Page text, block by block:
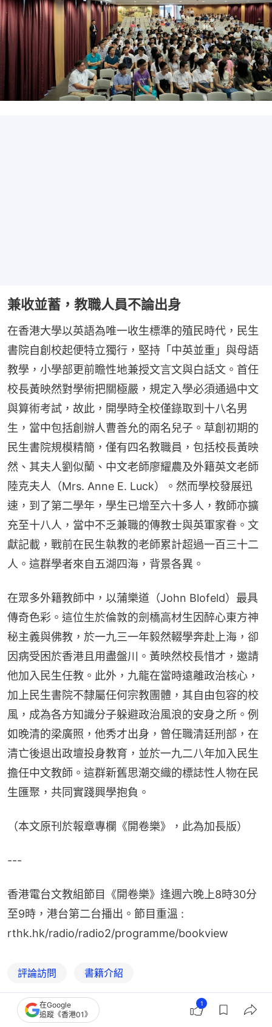
兼收並蓄，教職人員不論出身
在香港大學以英語為唯一收生標準的殖民時代，民生
書院自創校起便特立獨行，堅持「中英並重」與母語
教學，小學部更前瞻性地兼授文言文與白話文。首任
校長黃映然對學術把關極嚴，規定入學必須通過中文
與算術考試，故此，開學時全校僅錄取到十八名男
生，當中包括創辦人曹善允的兩名兒子。草創初期的
民生書院規模精簡，僅有四名教職員，包括校長黃映
然、其夫人劉似蘭、中文老師廖耀農及外籍英文老師
陸克夫人（Mrs. Anne E. Luck）。然而學校發展迅
速，到了第二學年，學生已增至六十多人，教師亦擴
充至十八人，當中不乏兼職的傳教士與英軍家眷。文
獻記載，戰前在民生執教的老師累計超過一百三十二
人。這群學者來自五湖四海，背景各異。
在眾多外籍教師中，以蒲樂道（John Blofeld）最具
傳奇色彩。這位生於倫敦的劍橋高材生因醉心東方神
秘主義與佛教，於一九三一年毅然輟學奔赴上海，卻
因病受困於香港且用盡盤川。黃映然校長惜才，邀請
他加入民生任教。此外，九龍在當時遠離政治核心，
加上民生書院不隸屬任何宗教團體，其自由包容的校
風，成為各方知識分子躲避政治風浪的安身之所。例
如晚清的梁廣照，他秀才出身，曾任職清廷刑部，在
清亡後退出政壇投身教育，並於一九二八年加入民生
擔任中文教師。這群新舊思潮交織的標誌性人物在民
生匯聚，共同實踐興學抱負。
（本文原刊於報章專欄《開卷樂》，此為加長版）
---
香港電台文教組節目《開卷樂》逢週六晚上8時30分
至9時，港台第二台播出。節目重溫 :
rthk.hk/radio/radio2/programme/bookview
評論訪問 書籍介紹
2
在Google
追蹤《香港01》
1